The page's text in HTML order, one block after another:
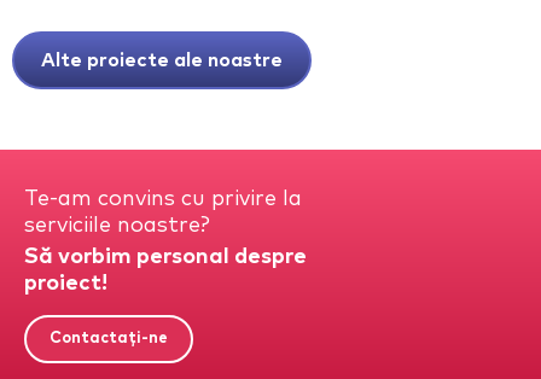
Alte proiecte ale noastre
Te-am convins cu privire la
serviciile noastre?
Să vorbim personal despre
proiect!
Contactați-ne